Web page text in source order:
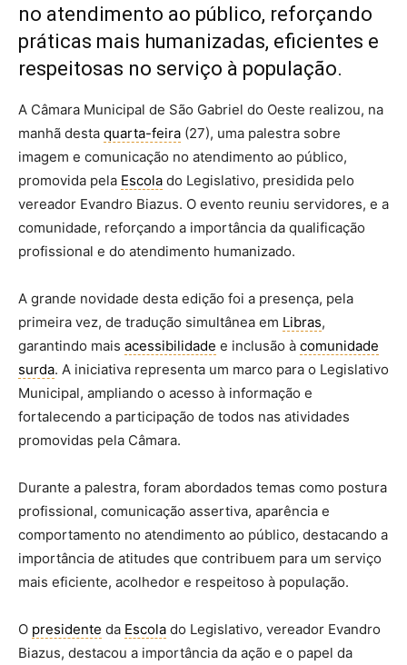
no atendimento ao público, reforçando
práticas mais humanizadas, eficientes e
respeitosas no serviço à população.
A Câmara Municipal de São Gabriel do Oeste realizou, na
manhã desta quarta-feira (27), uma palestra sobre
imagem e comunicação no atendimento ao público,
promovida pela Escola do Legislativo, presidida pelo
vereador Evandro Biazus. O evento reuniu servidores, e a
comunidade, reforçando a importância da qualificação
profissional e do atendimento humanizado.
A grande novidade desta edição foi a presença, pela
primeira vez, de tradução simultânea em Libras,
garantindo mais acessibilidade e inclusão à comunidade
surda. A iniciativa representa um marco para o Legislativo
Municipal, ampliando o acesso à informação e
fortalecendo a participação de todos nas atividades
promovidas pela Câmara.
Durante a palestra, foram abordados temas como postura
profissional, comunicação assertiva, aparência e
comportamento no atendimento ao público, destacando a
importância de atitudes que contribuem para um serviço
mais eficiente, acolhedor e respeitoso à população.
O presidente da Escola do Legislativo, vereador Evandro
Biazus, destacou a importância da ação e o papel da